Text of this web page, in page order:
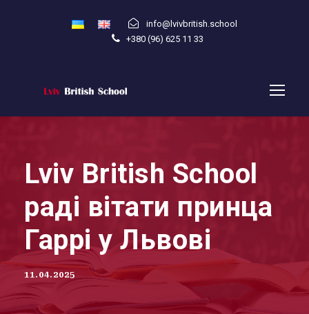
info@lvivbritish.school
+380 (96) 625 11 33
Lviv British School
раді вітати принца
Гаррі у Львові
11.04.2025